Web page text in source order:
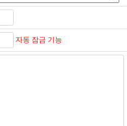
자동 잠금 기능